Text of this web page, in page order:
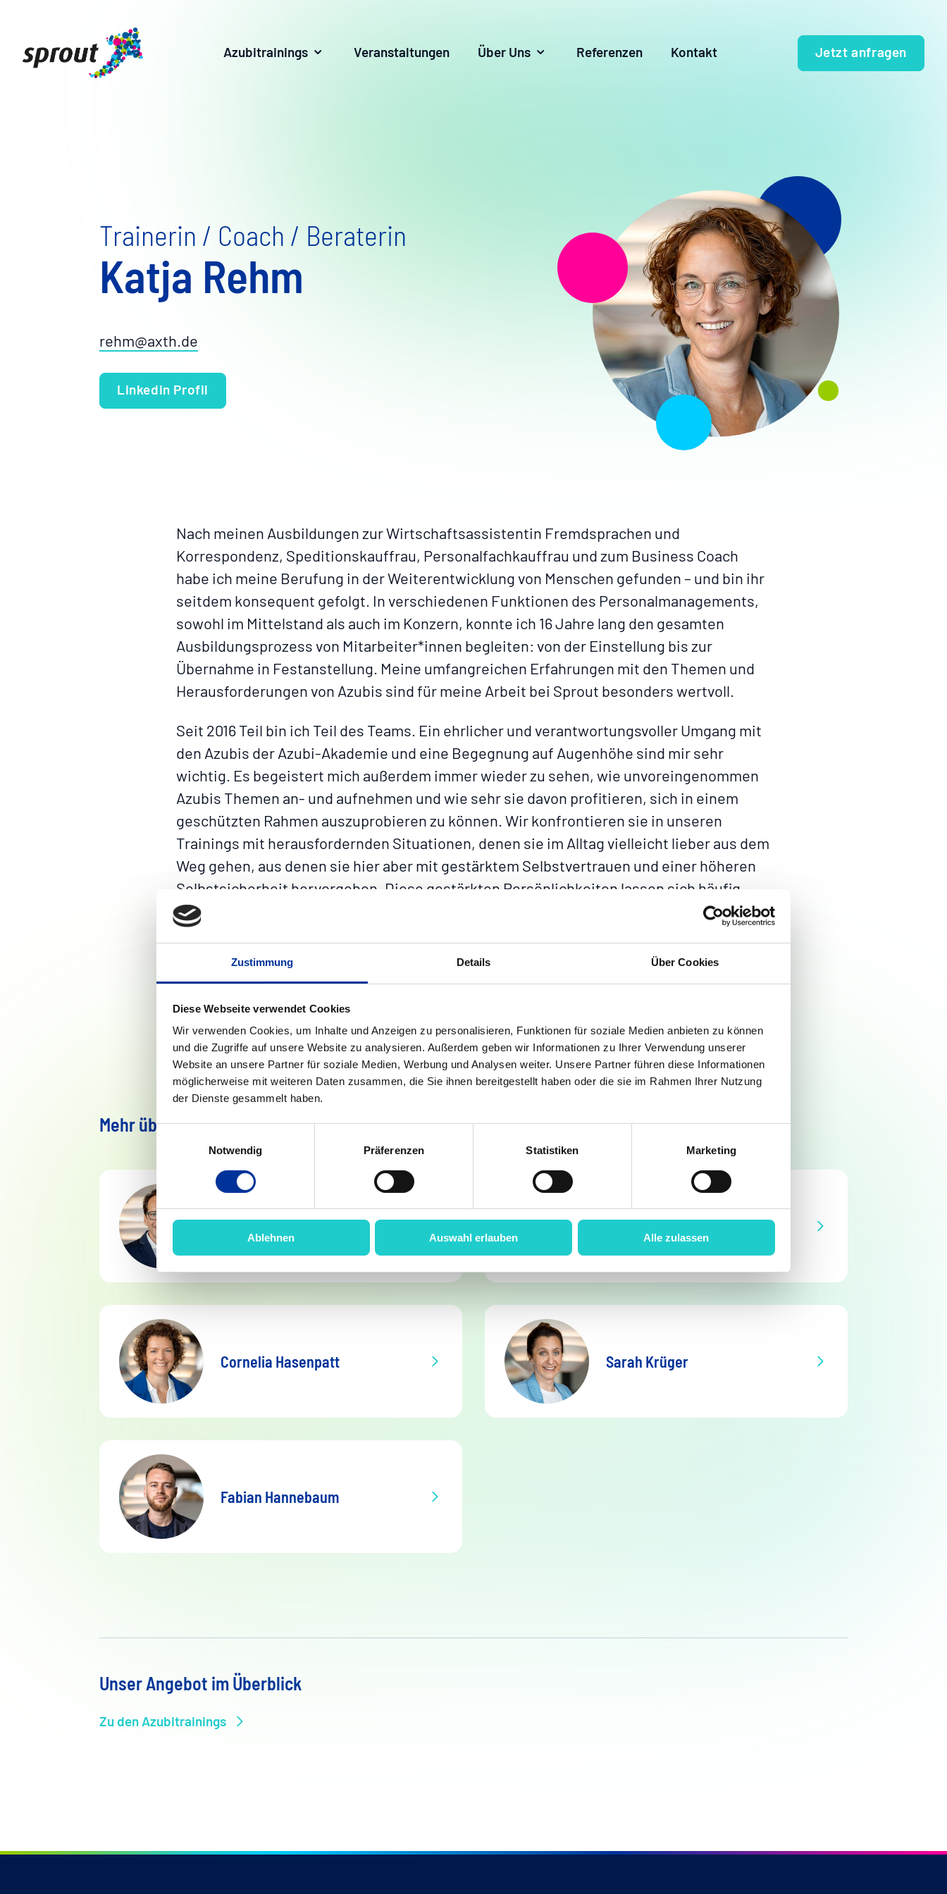
Zustimmung Details Über Cookies
Diese Webseite verwendet Cookies
Wir verwenden Cookies, um Inhalte und Anzeigen zu personalisieren, Funktionen für soziale Medien anbieten zu können
und die Zugriffe auf unsere Website zu analysieren. Außerdem geben wir Informationen zu Ihrer Verwendung unserer
Website an unsere Partner für soziale Medien, Werbung und Analysen weiter. Unsere Partner führen diese Informationen
möglicherweise mit weiteren Daten zusammen, die Sie ihnen bereitgestellt haben oder die sie im Rahmen Ihrer Nutzung
der Dienste gesammelt haben.
Einwilligungsauswahl
Notwendig
Präferenzen Statistiken Marketing
Ablehnen Auswahl erlauben Alle zulassen
Azubitrainings Veranstaltungen Über Uns Referenzen Kontakt Jetzt anfragen
Trainerin / Coach / Beraterin
Katja Rehm
rehm@axth.de
Linkedin Profil
Nach meinen Ausbildungen zur Wirtschaftsassistentin Fremdsprachen und
Korrespondenz, Speditionskauffrau, Personalfachkauffrau und zum Business Coach
habe ich meine Berufung in der Weiterentwicklung von Menschen gefunden – und bin ihr
seitdem konsequent gefolgt. In verschiedenen Funktionen des Personalmanagements,
sowohl im Mittelstand als auch im Konzern, konnte ich 16 Jahre lang den gesamten
Ausbildungsprozess von Mitarbeiter*innen begleiten: von der Einstellung bis zur
Übernahme in Festanstellung. Meine umfangreichen Erfahrungen mit den Themen und
Herausforderungen von Azubis sind für meine Arbeit bei Sprout besonders wertvoll.
Seit 2016 Teil bin ich Teil des Teams. Ein ehrlicher und verantwortungsvoller Umgang mit
den Azubis der Azubi-Akademie und eine Begegnung auf Augenhöhe sind mir sehr
wichtig. Es begeistert mich außerdem immer wieder zu sehen, wie unvoreingenommen
Azubis Themen an- und aufnehmen und wie sehr sie davon profitieren, sich in einem
geschützten Rahmen auszuprobieren zu können. Wir konfrontieren sie in unseren
Trainings mit herausfordernden Situationen, denen sie im Alltag vielleicht lieber aus dem
Weg gehen, aus denen sie hier aber mit gestärktem Selbstvertrauen und einer höheren
Selbstsicherheit hervorgehen. Diese gestärkten Persönlichkeiten lassen sich häufig
schon früher verantwortungsvoll in Unternehmensprozesse einbinden.
Meine persönliche Erfahrung ist, dass wir nie auslernen und dass es sich lohnt, unser
Verhalten und unsere Kommunikation ein Leben lang zu reflektieren und auf neue
entwickeln, desto besser.
Mehr über uns
Philipp Ax Bastian Thiebach
Cornelia Hasenpatt Sarah Krüger
Fabian Hannebaum
Unser Angebot im Überblick
Zu den Azubitrainings